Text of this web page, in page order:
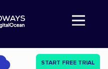
Abre a navegação
START FREE TRIAL